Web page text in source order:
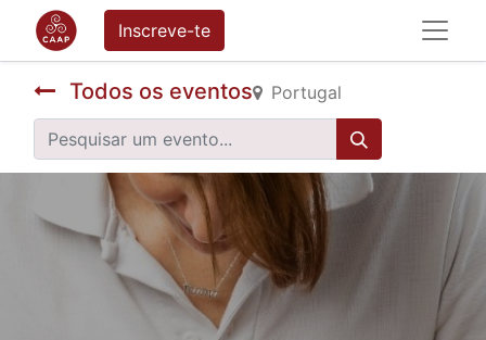
Inscreve-te
Todos os eventos Portugal